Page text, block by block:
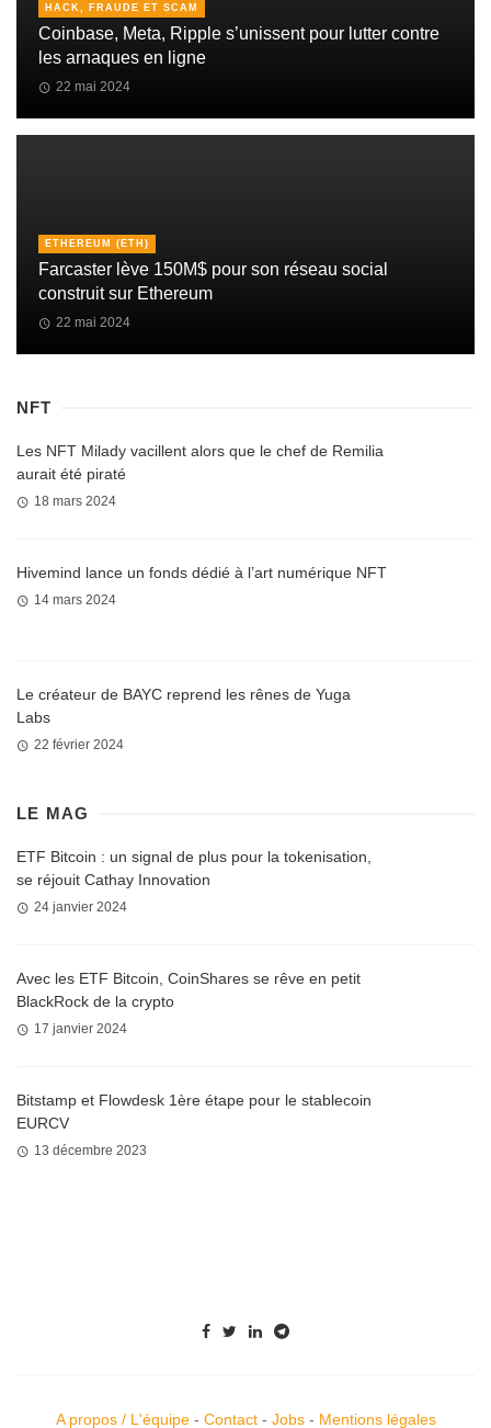
HACK, FRAUDE ET SCAM
Coinbase, Meta, Ripple s’unissent pour lutter contre
les arnaques en ligne
22 mai 2024
ETHEREUM (ETH)
Farcaster lève 150M$ pour son réseau social
construit sur Ethereum
22 mai 2024
NFT
Les NFT Milady vacillent alors que le chef de Remilia
aurait été piraté
18 mars 2024
Hivemind lance un fonds dédié à l’art numérique NFT
14 mars 2024
Le créateur de BAYC reprend les rênes de Yuga
Labs
22 février 2024
LE MAG
ETF Bitcoin : un signal de plus pour la tokenisation,
se réjouit Cathay Innovation
24 janvier 2024
Avec les ETF Bitcoin, CoinShares se rêve en petit
BlackRock de la crypto
17 janvier 2024
Bitstamp et Flowdesk 1ère étape pour le stablecoin
EURCV
13 décembre 2023
A propos / L'équipe- Contact- Jobs- Mentions légales